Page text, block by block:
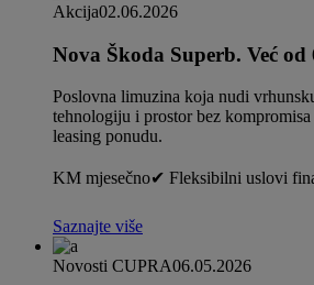
Akcija02.06.2026
Nova Škoda Superb. Već od
Poslovna limuzina koja nudi
tehnologiju i prostor bez
leasing
✔ Već
KM mjesečno✔ Fleksibilni uslovi
Saznajte više
Novosti CUPRA06.05.2026